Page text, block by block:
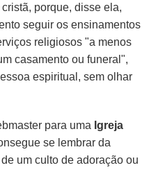
porque, disse ela,
seguir os ensinamentos
religiosos "a menos
casamento ou funeral",
espiritual, sem olhar
para uma Igreja
se lembrar da
um culto de adoração ou